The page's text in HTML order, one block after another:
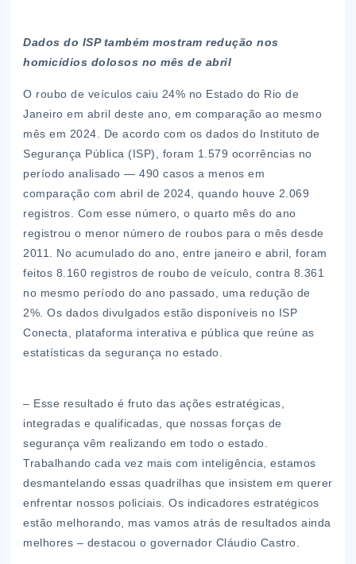
Dados do ISP também mostram redução nos
homicídios dolosos no mês de abril
O roubo de veículos caiu 24% no Estado do Rio de
Janeiro em abril deste ano, em comparação ao mesmo
mês em 2024. De acordo com os dados do Instituto de
Segurança Pública (ISP), foram 1.579 ocorrências no
período analisado — 490 casos a menos em
comparação com abril de 2024, quando houve 2.069
registros. Com esse número, o quarto mês do ano
registrou o menor número de roubos para o mês desde
2011. No acumulado do ano, entre janeiro e abril, foram
feitos 8.160 registros de roubo de veículo, contra 8.361
no mesmo período do ano passado, uma redução de
2%. Os dados divulgados estão disponíveis no ISP
Conecta, plataforma interativa e pública que reúne as
estatísticas da segurança no estado.
– Esse resultado é fruto das ações estratégicas,
integradas e qualificadas, que nossas forças de
segurança vêm realizando em todo o estado.
Trabalhando cada vez mais com inteligência, estamos
desmantelando essas quadrilhas que insistem em querer
enfrentar nossos policiais. Os indicadores estratégicos
estão melhorando, mas vamos atrás de resultados ainda
melhores – destacou o governador Cláudio Castro.